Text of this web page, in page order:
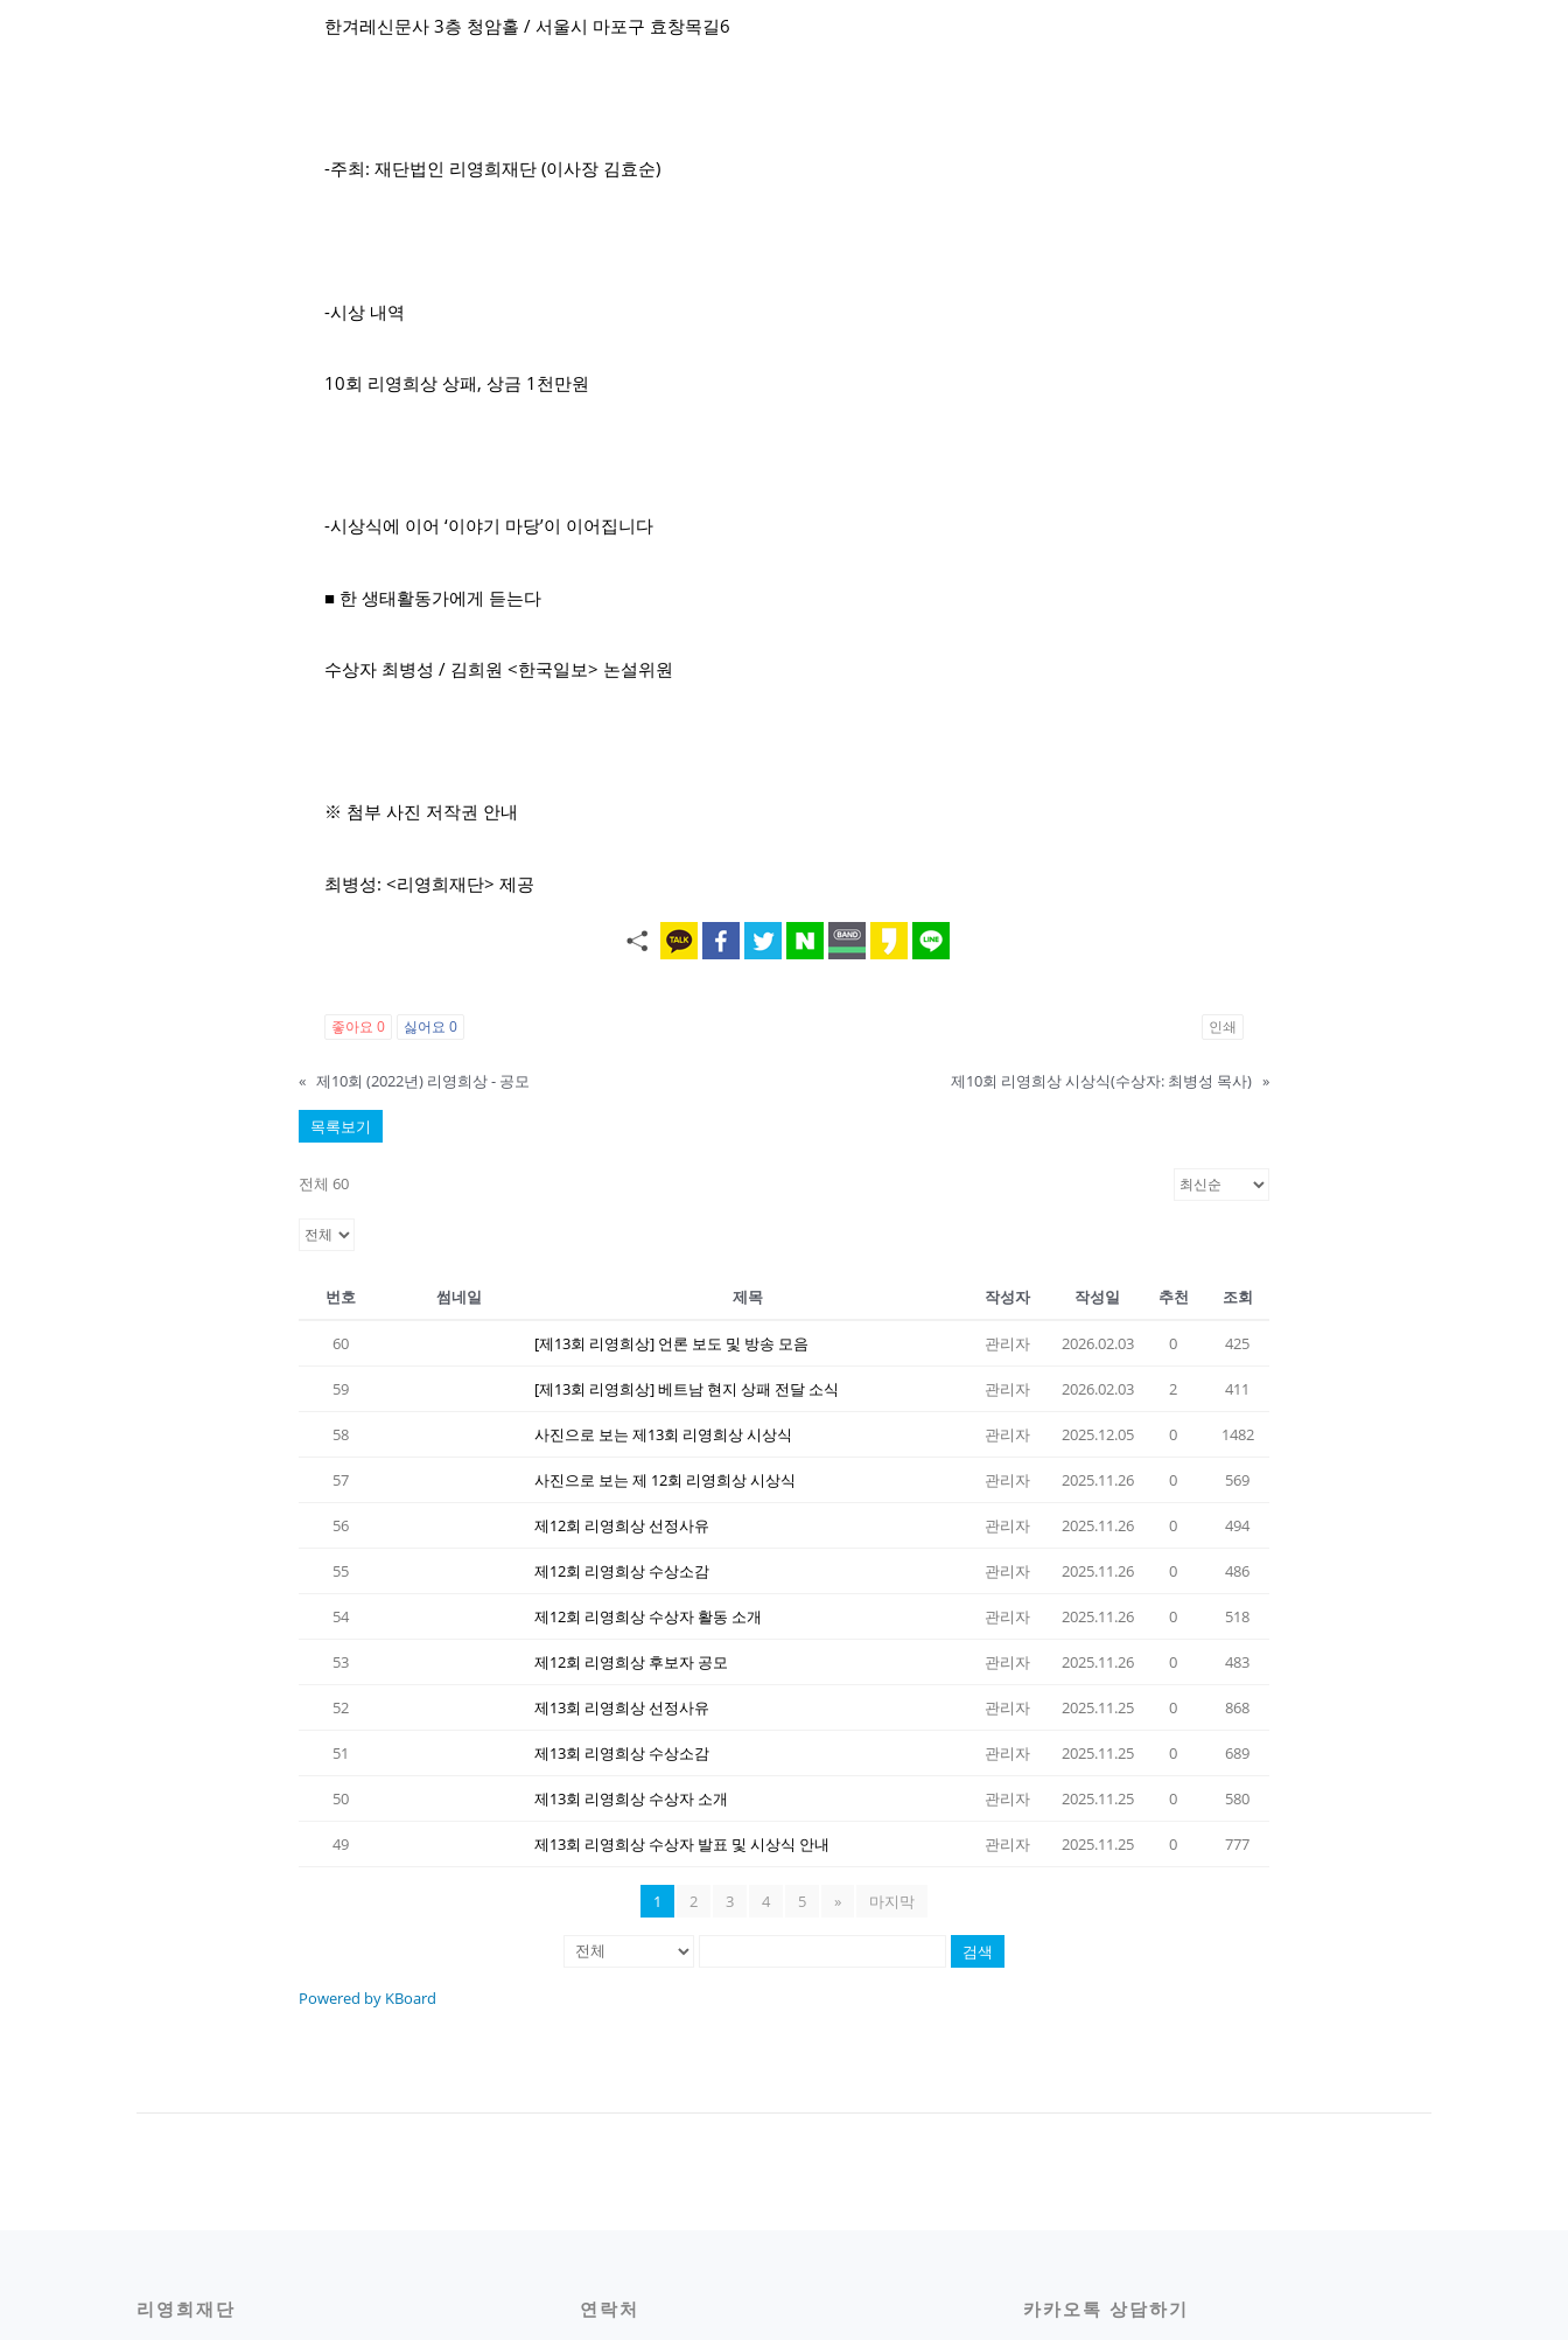
한겨레신문사 3층 청암홀 / 서울시 마포구 효창목길6
-주최: 재단법인 리영희재단 (이사장 김효순)
-시상 내역
10회 리영희상 상패, 상금 1천만원
-시상식에 이어 ‘이야기 마당’이 이어집니다
■ 한 생태활동가에게 듣는다
수상자 최병성 / 김희원 <한국일보> 논설위원
※ 첨부 사진 저작권 안내
최병성: <리영희재단> 제공
좋아요 0 싫어요 0 인쇄
« 제10회 (2022년) 리영희상 - 공모 제10회 리영희상 시상식(수상자: 최병성 목사) »
목록보기
전체 60
번호 썸네일 제목 작성자 작성일 추천 조회
60 [제13회 리영희상] 언론 보도 및 방송 모음 관리자 2026.02.03 0 425
59 [제13회 리영희상] 베트남 현지 상패 전달 소식 관리자 2026.02.03 2 411
58 사진으로 보는 제13회 리영희상 시상식 관리자 2025.12.05 0 1482
57 사진으로 보는 제 12회 리영희상 시상식 관리자 2025.11.26 0 569
56 제12회 리영희상 선정사유 관리자 2025.11.26 0 494
55 제12회 리영희상 수상소감 관리자 2025.11.26 0 486
54 제12회 리영희상 수상자 활동 소개 관리자 2025.11.26 0 518
53 제12회 리영희상 후보자 공모 관리자 2025.11.26 0 483
52 제13회 리영희상 선정사유 관리자 2025.11.25 0 868
51 제13회 리영희상 수상소감 관리자 2025.11.25 0 689
50 제13회 리영희상 수상자 소개 관리자 2025.11.25 0 580
49 제13회 리영희상 수상자 발표 및 시상식 안내 관리자 2025.11.25 0 777
1 2 3 4 5 » 마지막
검색
Powered by KBoard
리영희재단 연락처 카카오톡 상담하기